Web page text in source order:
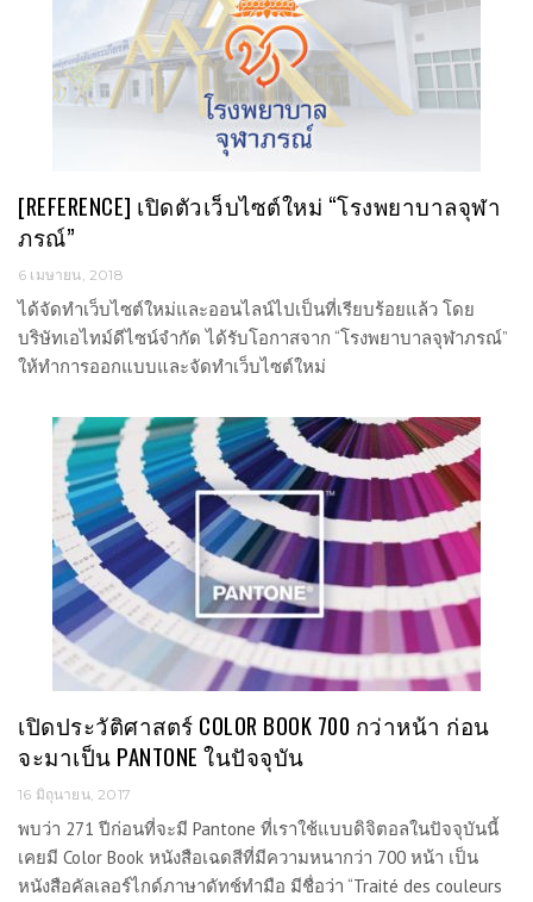
[REFERENCE] เปิดตัวเว็บไซต์ใหม่ “โรงพยาบาลจุฬา
ภรณ์”
6 เมษายน, 2018
ได้จัดทำเว็บไซต์ใหม่และออนไลน์ไปเป็นที่เรียบร้อยแล้ว โดย
บริษัทเอไทม์ดีไซน์จำกัด ได้รับโอกาสจาก “โรงพยาบาลจุฬาภรณ์”
ให้ทำการออกแบบและจัดทำเว็บไซต์ใหม่
เปิดประวัติศาสตร์ COLOR BOOK 700 กว่าหน้า ก่อน
จะมาเป็น PANTONE ในปัจจุบัน
16 มิถุนายน, 2017
พบว่า 271 ปีก่อนที่จะมี Pantone ที่เราใช้แบบดิจิตอลในปัจจุบันนี้
เคยมี Color Book หนังสือเฉดสีที่มีความหนากว่า 700 หน้า เป็น
หนังสือคัลเลอร์ไกด์ภาษาดัทช์ทำมือ มีชื่อว่า “Traité des couleurs